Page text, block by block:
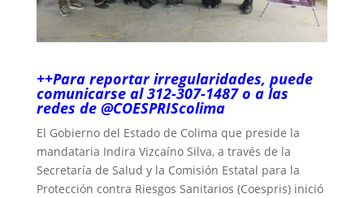
++Para reportar irregularidades, puede
comunicarse al 312-307-1487 o a las
redes de @COESPRIScolima
El Gobierno del Estado de Colima que preside la
mandataria Indira Vizcaíno Silva, a través de la
Secretaría de Salud y la Comisión Estatal para la
Protección contra Riesgos Sanitarios (Coespris) inició